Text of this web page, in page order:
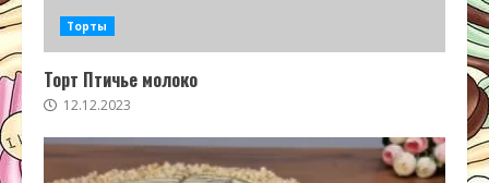
Торты
Торт Птичье молоко
12.12.2023